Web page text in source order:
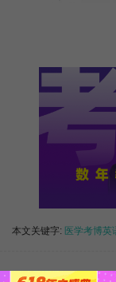
本文关键字: 医学考博英